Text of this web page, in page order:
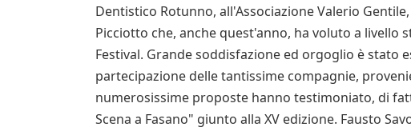
Dentistico Rotunno, all'Associazione Valerio
Picciotto che, anche quest'anno, ha voluto a livello
Festival. Grande soddisfazione ed orgoglio è stato
partecipazione delle tantissime compagnie,
numerosissime proposte hanno testimoniato, di
Scena a Fasano" giunto alla XV edizione. Fausto